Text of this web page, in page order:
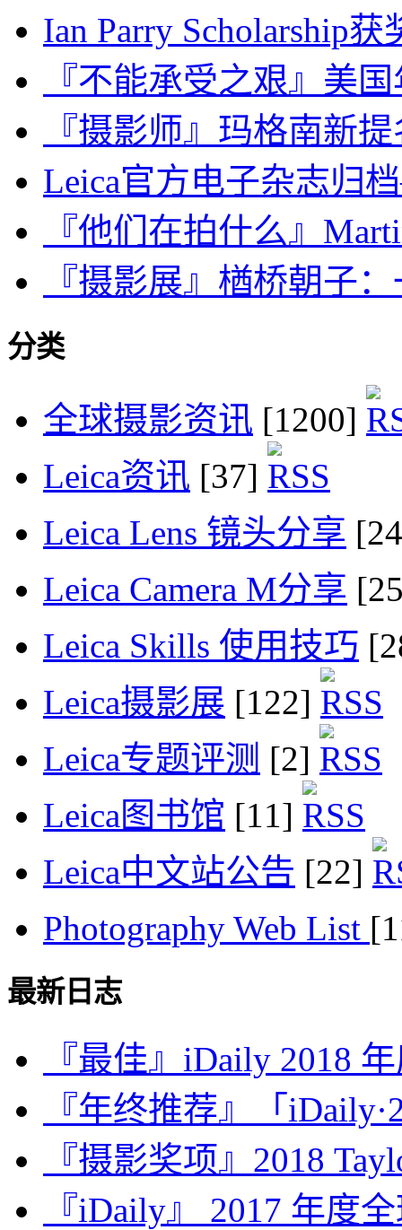
Ian Parry Scholarship获
『不能承受之艰』美
『摄影师』玛格南新
Leica官方电子杂志归
『他们在拍什么』
『摄影展』楢桥朝子
分类
全球摄影资讯 [1200]
Leica资讯 [37]
Leica Lens 镜头分享
Leica Camera M分享
Leica Skills 使用技巧
Leica摄影展 [122]
Leica专题评测 [2]
Leica图书馆 [11]
Leica中文站公告 [22]
Photography Web List
最新日志
『最佳』iDaily 2018
『年终推荐』「
『摄影奖项』2018
『iDaily』 2017 年度